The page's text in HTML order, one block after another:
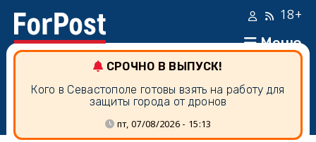
Меню
18+
СРОЧНО В ВЫПУСК!
Кого в Севастополе готовы взять на работу для
защиты города от дронов
пт, 07/08/2026 - 15:13